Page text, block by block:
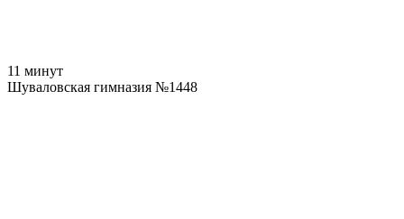
11 минут
Шуваловская гимназия №1448